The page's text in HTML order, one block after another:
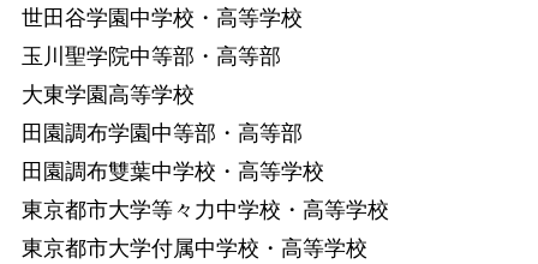
世田谷学園中学校・高等学校
玉川聖学院中等部・高等部
大東学園高等学校
田園調布学園中等部・高等部
田園調布雙葉中学校・高等学校
東京都市大学等々力中学校・高等学校
東京都市大学付属中学校・高等学校